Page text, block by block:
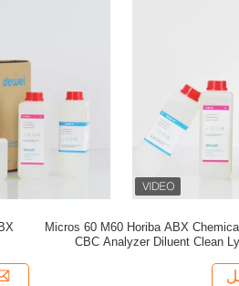
Micros 60 M60 Horiba ABX
CBC Analyzer Diluent Clean